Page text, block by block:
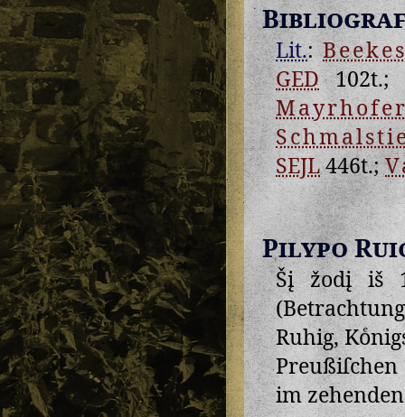
Lit.:
GED
SEJL446t.;
Pilypo
Šį žodį iš
Ruhig,
im